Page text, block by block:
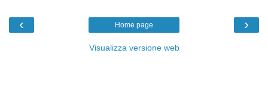
‹ ›
Home page
Visualizza versione web